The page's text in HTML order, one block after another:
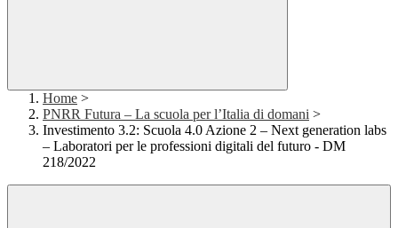
Home >
PNRR Futura – La scuola per l’Italia di domani >
Investimento 3.2: Scuola 4.0 Azione 2 – Next generation labs
– Laboratori per le professioni digitali del futuro - DM
218/2022